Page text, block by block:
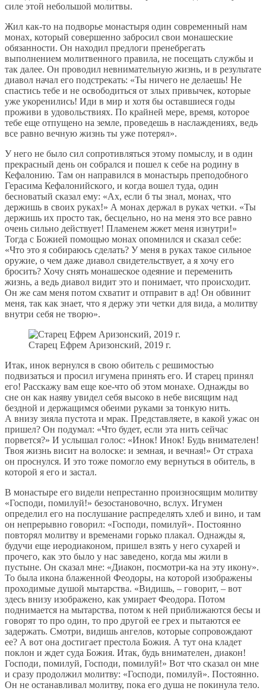
силе этой небольшой молитвы.
Жил как-то на подворье монастыря один современный нам
монах, который совершенно забросил свои монашеские
обязанности. Он находил предлоги пренебрегать
выполнением молитвенного правила, не посещать службы и
так далее. Он проводил невнимательную жизнь, и в результате
диавол начал его подстрекать: «Ты ничего не делаешь! Не
спастись тебе и не освободиться от злых привычек, которые
уже укоренились! Иди в мир и хотя бы оставшиеся годы
проживи в удовольствиях. По крайней мере, время, которое
тебе еще отпущено на земле, проведешь в наслаждениях, ведь
все равно вечную жизнь ты уже потерял».
У него не было сил сопротивляться этому помыслу, и в один
прекрасный день он собрался и пошел к себе на родину в
Кефалонию. Там он направился в монастырь преподобного
Герасима Кефалонийского, и когда вошел туда, один
бесноватый сказал ему: «Ах, если б ты знал, монах, что
держишь в своих руках!» А монах держал в руках четки. «Ты
держишь их просто так, бесцельно, но на меня это все равно
очень сильно действует! Пламенем жжет меня изнутри!»
Тогда с Божией помощью монах опомнился и сказал себе:
«Что это я собираюсь сделать? У меня в руках такое сильное
оружие, о чем даже диавол свидетельствует, а я хочу его
бросить? Хочу снять монашеское одеяние и переменить
жизнь, а ведь диавол видит это и понимает, что происходит.
Он же сам меня потом схватит и отправит в ад! Он обвинит
меня, так как знает, что я держу эти четки для вида, а молитву
внутри себя не творю».
Старец Ефрем Аризонский, 2019 г.
Итак, инок вернулся в свою обитель с решимостью
подвизаться и просил игумена принять его. И старец принял
его! Расскажу вам еще кое-что об этом монахе. Однажды во
сне он как наяву увидел себя высоко в небе висящим над
бездной и держащимся обеими руками за тонкую нить.
А внизу зияла пустота и мрак. Представляете, в какой ужас он
пришел? Он подумал: «Что будет, если эта нить сейчас
порвется?» И услышал голос: «Инок! Инок! Будь внимателен!
Твоя жизнь висит на волоске: и земная, и вечная!» От страха
он проснулся. И это тоже помогло ему вернуться в обитель, в
которой я его и застал.
В монастыре его видели непрестанно произносящим молитву
«Господи, помилуй!» безостановочно, вслух. Игумен
определил его на послушание распределять хлеб и вино, и там
он непрерывно говорил: «Господи, помилуй». Постоянно
повторял молитву и временами горько плакал. Однажды я,
будучи еще иеродиаконом, пришел взять у него сухарей и
прочего, как это было у нас заведено, когда мы жили в
пустыне. Он сказал мне: «Диакон, посмотри-ка на эту икону».
То была икона блаженной Феодоры, на которой изображены
проходимые душой мытарства. «Видишь, – говорит, – вот
здесь внизу изображено, как умирает Феодора. Потом
поднимается на мытарства, потом к ней приближаются бесы и
говорят то про один, то про другой ее грех и пытаются ее
задержать. Смотри, видишь ангелов, которые сопровождают
ее? А вот она достигает престола Божия. А тут она кладет
поклон и ждет суда Божия. Итак, будь внимателен, диакон!
Господи, помилуй, Господи, помилуй!» Вот что сказал он мне
и сразу продолжил молитву: «Господи, помилуй». Постоянно.
Он не останавливал молитву, пока его душа не покинула тело.